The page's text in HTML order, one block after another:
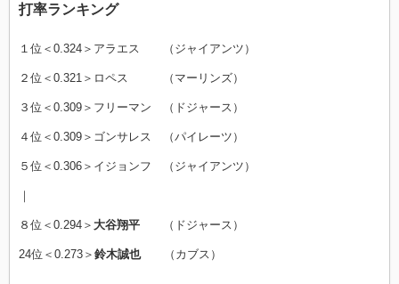
打率ランキング
１ 位＜0.324＞アラエス （ジャイアンツ）
２位＜0.321＞ロペス （マーリンズ）
３位＜0.309＞フリーマン （ドジャース）
４ 位＜0.309＞ゴンサレス （パイレーツ）
５位＜0.306 ＞イジョンフ （ジャイアンツ）
｜
８位＜0.294＞ 大谷翔平 （ドジャース）
24位＜0.273＞ 鈴木誠也（カブス）